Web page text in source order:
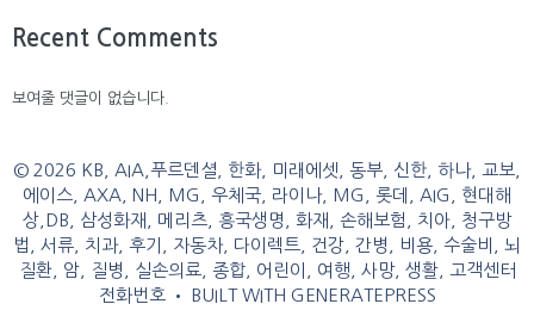
Recent Comments
보여줄 댓글이 없습니다.
© 2026 KB, AIA,푸르덴셜, 한화, 미래에셋, 동부, 신한, 하나, 교보,
에이스, AXA, NH, MG, 우체국, 라이나, MG, 롯데, AIG, 현대해
상,DB, 삼성화재, 메리츠, 흥국생명, 화재, 손해보험, 치아, 청구방
법, 서류, 치과, 후기, 자동차, 다이렉트, 건강, 간병, 비용, 수술비, 뇌
질환, 암, 질병, 실손의료, 종합, 어린이, 여행, 사망, 생활, 고객센터
전화번호 • BUILT WITH GENERATEPRESS